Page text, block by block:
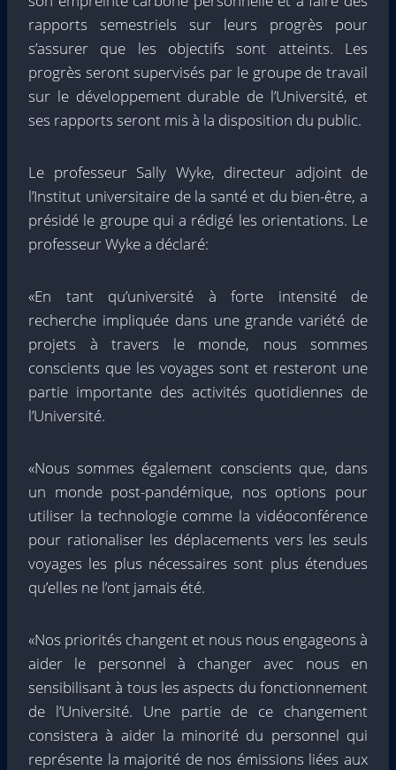
rapports semestriels sur leurs progrès pour
s’assurer que les objectifs sont atteints. Les
progrès seront supervisés par le groupe de travail
sur le développement durable de l’Université, et
ses rapports seront mis à la disposition du public.
Le professeur Sally Wyke, directeur adjoint de
l’Institut universitaire de la santé et du bien-être, a
présidé le groupe qui a rédigé les orientations. Le
professeur Wyke a déclaré:
«En tant qu’université à forte intensité de
recherche impliquée dans une grande variété de
projets à travers le monde, nous sommes
conscients que les voyages sont et resteront une
partie importante des activités quotidiennes de
l’Université.
«Nous sommes également conscients que, dans
un monde post-pandémique, nos options pour
utiliser la technologie comme la vidéoconférence
pour rationaliser les déplacements vers les seuls
voyages les plus nécessaires sont plus étendues
qu’elles ne l’ont jamais été.
«Nos priorités changent et nous nous engageons à
aider le personnel à changer avec nous en
sensibilisant à tous les aspects du fonctionnement
de l’Université. Une partie de ce changement
consistera à aider la minorité du personnel qui
représente la majorité de nos émissions liées aux